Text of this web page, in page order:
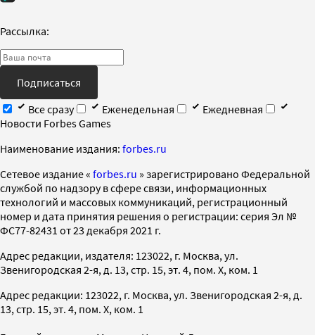
Рассылка:
Подписаться
Все сразу
Еженедельная
Ежедневная
Новости Forbes Games
Наименование издания: forbes.ru
Cетевое издание « forbes.ru » зарегистрировано Федеральной
службой по надзору в сфере связи, информационных
технологий и массовых коммуникаций, регистрационный
номер и дата принятия решения о регистрации: серия Эл №
ФС77-82431 от 23 декабря 2021 г.
Адрес редакции, издателя: 123022, г. Москва, ул.
Звенигородская 2-я, д. 13, стр. 15, эт. 4, пом. X, ком. 1
Адрес редакции: 123022, г. Москва, ул. Звенигородская 2-я, д.
13, стр. 15, эт. 4, пом. X, ком. 1